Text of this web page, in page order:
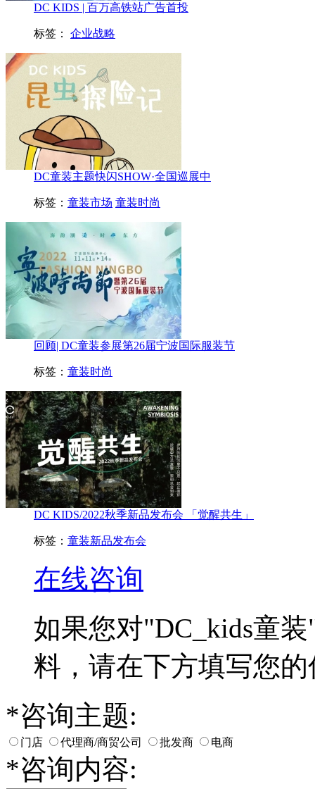
DC KIDS | 百万高铁站广告首投
标签： 企业战略
DC童装主题快闪SHOW·全国巡展中
标签： 童装市场 童装时尚
回顾| DC童装参展第26届宁波国际服装节
标签： 童装时尚
DC KIDS/2022秋季新品发布会 「觉醒共生」
标签： 童装新品发布会
在线咨询
如果您对"DC_kids童
料，请在下方填写您
*咨询主题:
门店 代理商/商贸公司 批发商 电商
*咨询内容: